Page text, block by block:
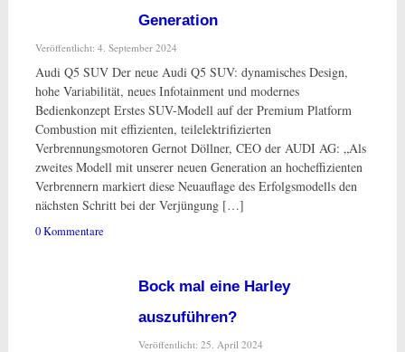
Generation
Veröffentlicht: 4. September 2024
Audi Q5 SUV Der neue Audi Q5 SUV: dynamisches Design,
hohe Variabilität, neues Infotainment und modernes
Bedienkonzept Erstes SUV-Modell auf der Premium Platform
Combustion mit effizienten, teilelektrifizierten
Verbrennungsmotoren Gernot Döllner, CEO der AUDI AG: „Als
zweites Modell mit unserer neuen Generation an hocheffizienten
Verbrennern markiert diese Neuauflage des Erfolgsmodells den
nächsten Schritt bei der Verjüngung […]
0 Kommentare
Bock mal eine Harley
auszuführen?
Veröffentlicht: 25. April 2024